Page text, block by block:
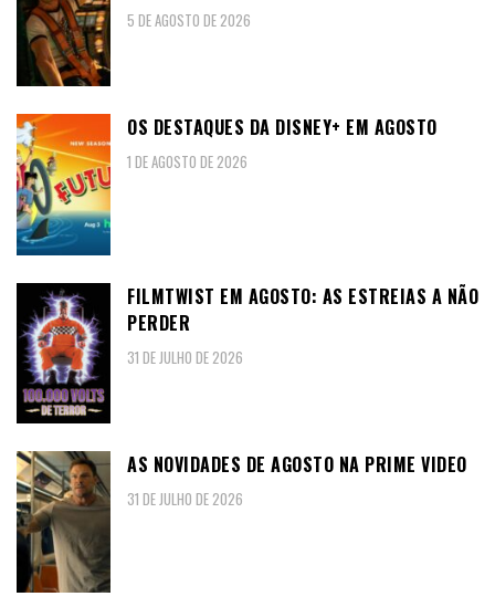
5 DE AGOSTO DE 2026
OS DESTAQUES DA DISNEY+ EM AGOSTO
1 DE AGOSTO DE 2026
FILMTWIST EM AGOSTO: AS ESTREIAS A NÃO
PERDER
31 DE JULHO DE 2026
AS NOVIDADES DE AGOSTO NA PRIME VIDEO
31 DE JULHO DE 2026